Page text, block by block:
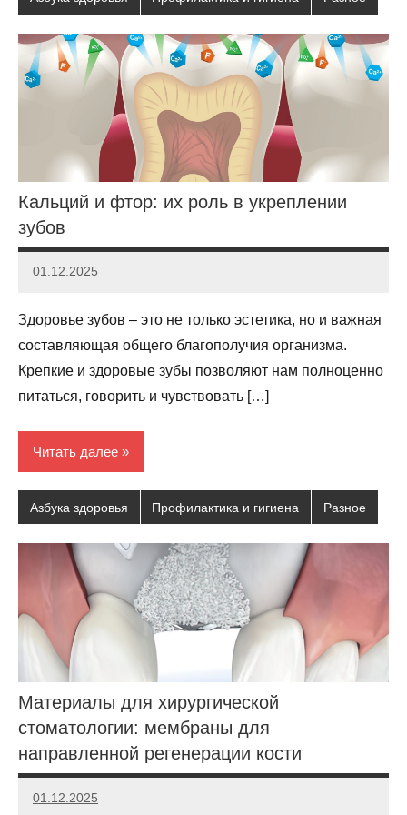
Кальций и фтор: их роль в укреплении
зубов
01.12.2025
poladmin
Нет
Здоровье зубов – это не только эстетика, но и важная
составляющая общего благополучия организма.
Крепкие и здоровые зубы позволяют нам полноценно
питаться, говорить и чувствовать […]
Читать далее
Азбука здоровья Профилактика и гигиена Разное
Материалы для хирургической
стоматологии: мембраны для
направленной регенерации кости
01.12.2025
poladmin
Нет